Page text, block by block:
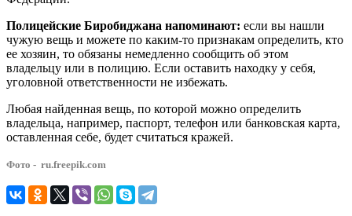
Полицейские Биробиджана напоминают: если вы нашли
чужую вещь и можете по каким-то признакам определить, кто
ее хозяин, то обязаны немедленно сообщить об этом
владельцу или в полицию. Если оставить находку у себя,
уголовной ответственности не избежать.
Любая найденная вещь, по которой можно определить
владельца, например, паспорт, телефон или банковская карта,
оставленная себе, будет считаться кражей.
Фото - ru.freepik.com